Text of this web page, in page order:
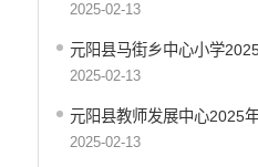
2025-02-13
元阳县马街乡中心小学
2025-02-13
元阳县教师发展中心2025
2025-02-13